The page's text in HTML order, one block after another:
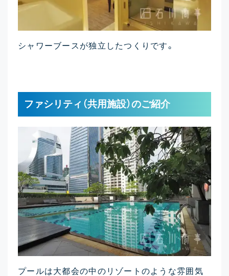
シャワーブースが独立したつくりです。
ファシリティ（共用施設）のご紹介
プールは大都会の中のリゾートのような雰囲気